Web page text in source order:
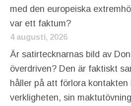
med den europeiska
var ett faktum?
4 augusti, 2026
Är satirtecknarnas bild av
överdriven? Den är faktiskt
håller på att förlora kontakten
verkligheten, sin